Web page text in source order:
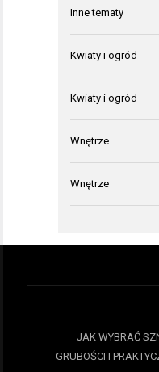
Inne tematy
Kwiaty i ogród
Kwiaty i ogród
Wnętrze
Wnętrze
JAK WYBRAĆ
GRUBOŚCI I